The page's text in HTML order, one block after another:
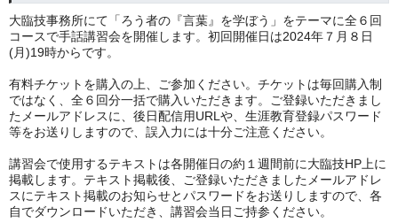
大臨技事務所にて「ろう者の『言葉』を学ぼう」をテーマに全６回
コースで手話講習会を開催します。初回開催日は2024年７月８日
(月)19時からです。
有料チケットを購入の上、ご参加ください。チケットは毎回購入制
ではなく、全６回分一括で購入いただきます。ご登録いただきまし
たメールアドレスに、後日配信用URLや、生涯教育登録パスワード
等をお送りしますので、誤入力には十分ご注意ください。
講習会で使用するテキストは各開催日の約１週間前に大臨技HP上に
掲載します。テキスト掲載後、ご登録いただきましたメールアドレ
スにテキスト掲載のお知らせとパスワードをお送りしますので、各
自でダウンロードいただき、講習会当日ご持参ください。